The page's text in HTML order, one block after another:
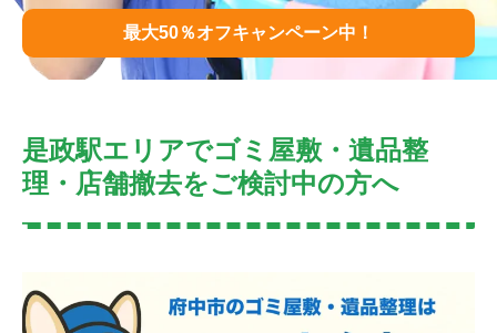
最大50％オフキャンペーン中！
是政駅エリアでゴミ屋敷・遺品整
理・店舗撤去をご検討中の方へ